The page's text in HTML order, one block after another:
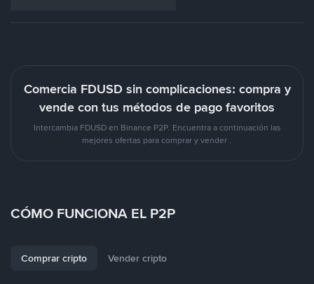
Comercia FDUSD sin complicaciones: compra y
vende con tus métodos de pago favoritos
Intercambia FDUSD en Binance P2P. Encuentra a continuación las
mejores ofertas para comprar y vender .
CÓMO FUNCIONA EL P2P
Comprar cripto Vender cripto